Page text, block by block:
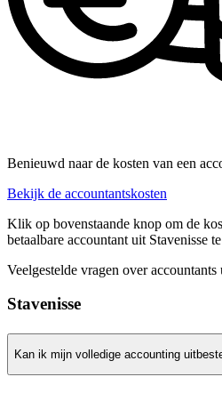
Benieuwd naar de kosten van een
Bekijk de accountantskosten
Klik op bovenstaande knop om de
betaalbare accountant uit Stavenisse
Veelgestelde vragen over accountants
Stavenisse
Kan ik mijn volledige accounting